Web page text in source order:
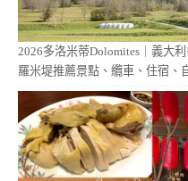
2026多洛米蒂Dolomites｜義大
羅米堤推薦景點、纜車、住宿、